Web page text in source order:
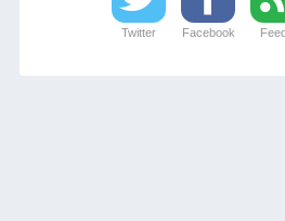
Twitter Facebook